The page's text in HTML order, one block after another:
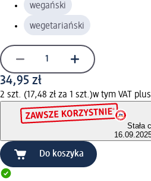
wegański
wegetariański
34,95 zł
2 szt. (17,48 zł za 1 szt.)w tym VAT plus
Stała
Do koszyka